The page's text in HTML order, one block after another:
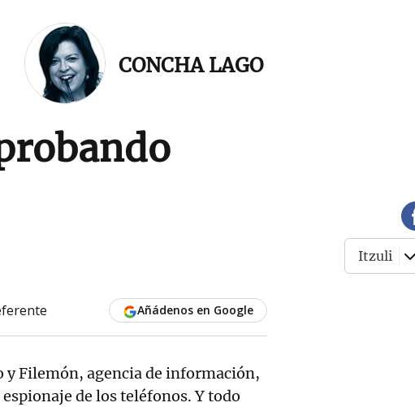
CONCHA LAGO
Itzuli
Añádenos en Google
y Filemón, agencia de información,
de los teléfonos. Y todo